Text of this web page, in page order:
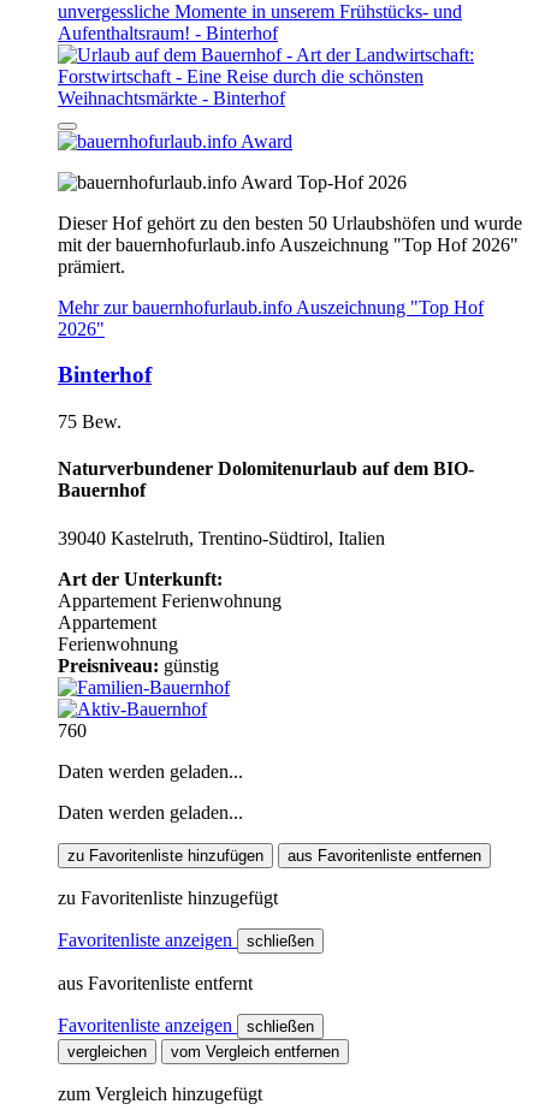
Top-Hof 2026
Dieser Hof gehört zu den besten 50 Urlaubshöfen und wurde
mit der bauernhofurlaub.info Auszeichnung "Top Hof 2026"
prämiert.
Mehr zur bauernhofurlaub.info Auszeichnung "Top Hof
2026"
Binterhof
75 Bew.
Naturverbundener Dolomitenurlaub auf dem BIO-
Bauernhof
39040 Kastelruth, Trentino-Südtirol, Italien
Art der Unterkunft:
Appartement Ferienwohnung
Appartement
Ferienwohnung
Preisniveau: günstig
760
Daten werden geladen...
Daten werden geladen...
zu Favoritenliste hinzufügen aus Favoritenliste entfernen
zu Favoritenliste hinzugefügt
Favoritenliste anzeigen schließen
aus Favoritenliste entfernt
Favoritenliste anzeigen
schließen
vergleichen
vom Vergleich entfernen
zum Vergleich hinzugefügt